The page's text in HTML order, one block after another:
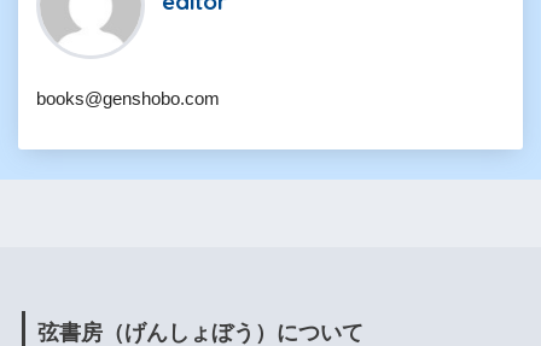
books@genshobo.com
弦書房（げんしょぼう）について